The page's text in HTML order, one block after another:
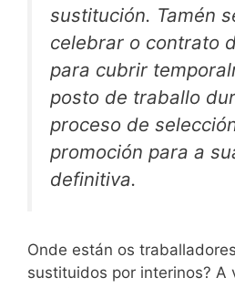
sustitución. Tamén
celebrar o contrato
para cubrir
posto de traballo
proceso de
promoción para a
definitiva.
Onde están os
sustituidos por interinos? A